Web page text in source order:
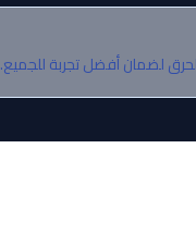
الحرق لضمان أفضل تجربة للجميع.